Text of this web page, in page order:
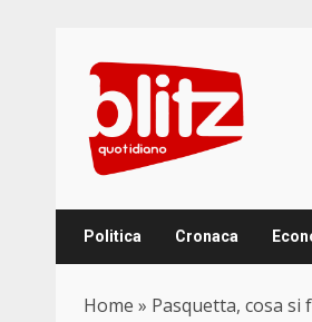
content
Politica Cronaca
Home » Pasquetta, cosa si